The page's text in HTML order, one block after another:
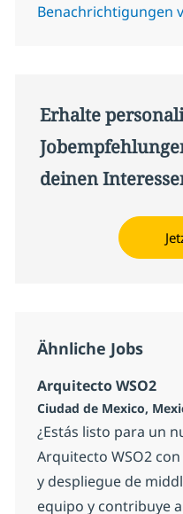
Benachrichtigungen
Erhalte
deinen
Ähnliche Jobs
Arquitecto WSO2
Standort
Ciudad de Mexico,
¿Estás listo para un
Arquitecto WSO2
y despliegue de
equipo y contribuye